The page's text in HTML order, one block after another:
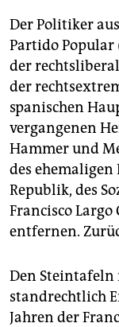
Der Politiker
Partido Popular
der
der
spanischen
vergangenen
Hammer und
des
Republik, des
Francisco Largo
entfernen.
Den Steintafeln
standrechtlich
Jahren der